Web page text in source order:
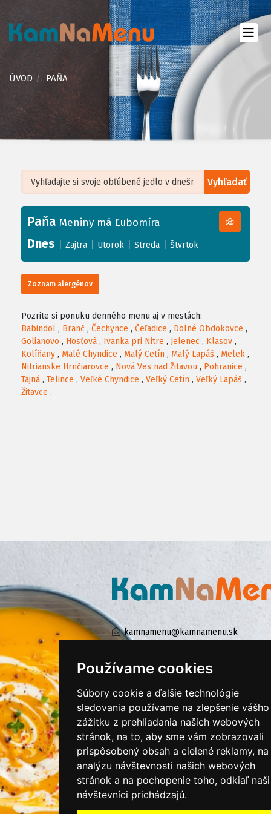
Používame cookies
Súbory cookie a ďalšie technológie
sledovania používame na zlepšenie vášho
zážitku z prehliadania našich webových
stránok, na to, aby sme vám zobrazovali
prispôsobený obsah a cielené reklamy, na
analýzu návštevnosti našich webových
stránok a na pochopenie toho, odkiaľ naši
návštevníci prichádzajú.
ÚVOD PAŇA
Vyhľadať
+
−
Leaflet| ©OpenStreetMap, Tiles courtesy ofHumanitarian OpenStreetMap
Paňa Meniny má Ľubomíra
Dnes Zajtra Utorok Streda Štvrtok
Zoznam alergénov
Pozrite si ponuku denného menu aj v mestách:
Babindol , Branč , Čechynce , Čeľadice , Dolné Obdokovce ,
Golianovo , Hosťová , Ivanka pri Nitre , Jelenec , Klasov ,
Kolíňany , Malé Chyndice , Malý Cetín , Malý Lapáš , Melek ,
Nitrianske Hrnčiarovce , Nová Ves nad Žitavou , Pohranice ,
Tajná , Telince , Veľké Chyndice , Veľký Cetín , Veľký Lapáš ,
Žitavce .
kamnamenu@kamnamenu.sk
KONTAKTUJTE NÁS
PRIHLÁSIŤ SA DO ZÁKAZNÍCKEJ ZÓNY
Všeobecné obchodné podmienky
Ochrana osobných údajov
Cookies